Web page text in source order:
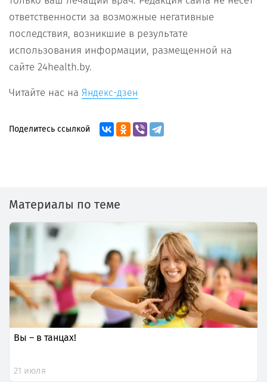
ответственности за возможные негативные
последствия, возникшие в результате
использования информации, размещенной на
сайте 24health.by.
Читайте нас на Яндекс-дзен
Поделитесь ссылкой
Материалы по теме
Вы – в танцах!
21 июля